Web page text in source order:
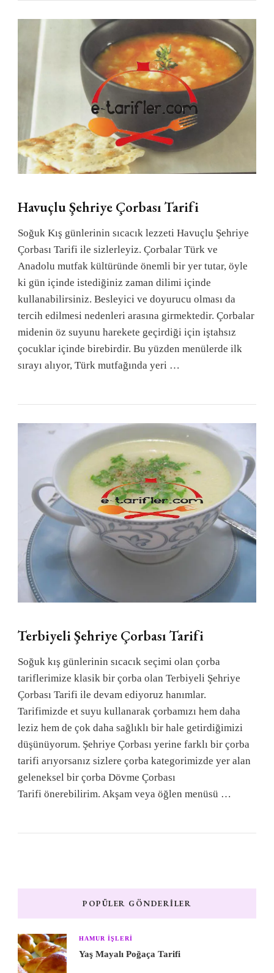
Havuçlu Şehriye Çorbası Tarifi
Soğuk Kış günlerinin sıcacık lezzeti Havuçlu Şehriye
Çorbası Tarifi ile sizlerleyiz. Çorbalar Türk ve
Anadolu mutfak kültüründe önemli bir yer tutar, öyle
ki gün içinde istediğiniz zaman dilimi içinde
kullanabilirsiniz. Besleyici ve doyurucu olması da
tercih edilmesi nedenleri arasına girmektedir. Çorbalar
midenin öz suyunu harekete geçirdiği için iştahsız
çocuklar içinde birebirdir. Bu yüzden menülerde ilk
sırayı alıyor, Türk mutfağında yeri …
Terbiyeli Şehriye Çorbası Tarifi
Soğuk kış günlerinin sıcacık seçimi olan çorba
tariflerimize klasik bir çorba olan Terbiyeli Şehriye
Çorbası Tarifi ile devam ediyoruz hanımlar.
Tarifimizde et suyu kullanarak çorbamızı hem daha
leziz hem de çok daha sağlıklı bir hale getirdiğimizi
düşünüyorum. Şehriye Çorbası yerine farklı bir çorba
tarifi arıyorsanız sizlere çorba kategorimizde yer alan
geleneksel bir çorba Dövme Çorbası
Tarifi önerebilirim. Akşam veya öğlen menüsü …
POPÜLER GÖNDERILER
HAMUR IŞLERI
Yaş Mayalı Poğaça Tarifi